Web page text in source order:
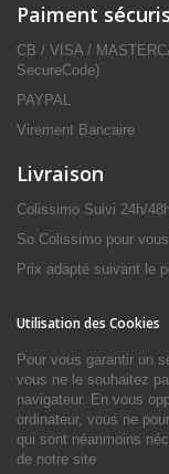
Paiment
CB / VISA /
SecureCode)
PAYPAL
Virement Bancaire
Livraison
Colissimo Suivi 24h/
So Colissimo pour
Prix adapté suivant le
Utilisation des Cookies
Pour vous garantir un
vous ne le souhaitez
navigateur. En vous
ordinateur, vous ne
qui sont néanmoins
de notre site